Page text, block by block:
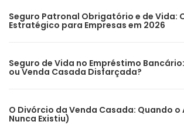
Seguro Patronal Obrigatório e de Vida:
Estratégico para Empresas em 2026
Seguro de Vida no Empréstimo
ou Venda Casada Disfarçada?
O Divórcio da Venda Casada: Quando o
Nunca Existiu)